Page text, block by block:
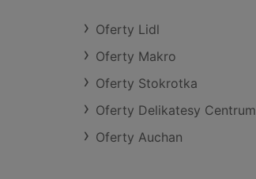
Oferty Lidl
Oferty Makro
Oferty Stokrotka
Oferty Delikatesy Centrum
Oferty Auchan